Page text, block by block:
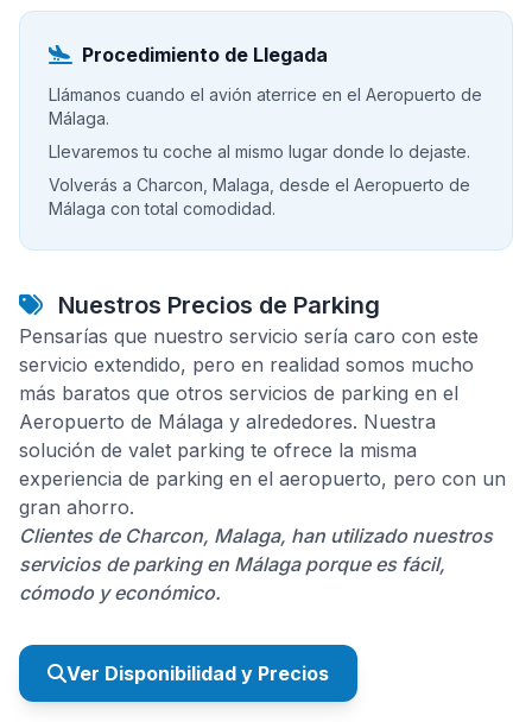
Procedimiento de Llegada
Llámanos cuando el avión aterrice en el Aeropuerto de
Málaga.
Llevaremos tu coche al mismo lugar donde lo dejaste.
Volverás a Charcon, Malaga, desde el Aeropuerto de
Málaga con total comodidad.
Nuestros Precios de Parking
Pensarías que nuestro servicio sería caro con este
servicio extendido, pero en realidad somos mucho
más baratos que otros servicios de parking en el
Aeropuerto de Málaga y alrededores. Nuestra
solución de valet parking te ofrece la misma
experiencia de parking en el aeropuerto, pero con un
gran ahorro.
Clientes de Charcon, Malaga, han utilizado nuestros
servicios de parking en Málaga porque es fácil,
cómodo y económico.
Ver Disponibilidad y Precios